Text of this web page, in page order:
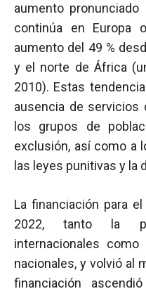
aumento
continúa en Europa
aumento del 49 %
y el norte de África
2010). Estas
ausencia de
los grupos de
exclusión, así como a
las leyes punitivas y la
La financiación para el
2022, tanto la
internacionales
nacionales, y volvió al
financiación